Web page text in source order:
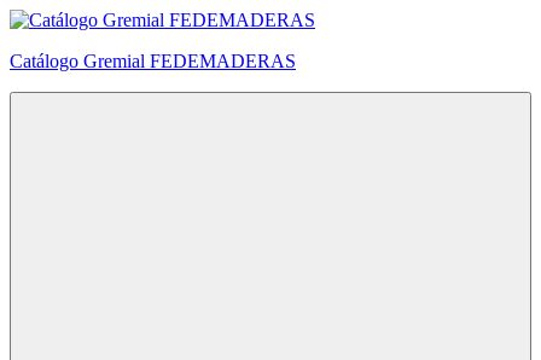
Saltar
contenido
Catálogo Gremial FEDEMADERAS